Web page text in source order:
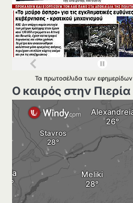
Τα πρωτοσέλιδα των εφημερίδων
Ο καιρός στην Πιερία